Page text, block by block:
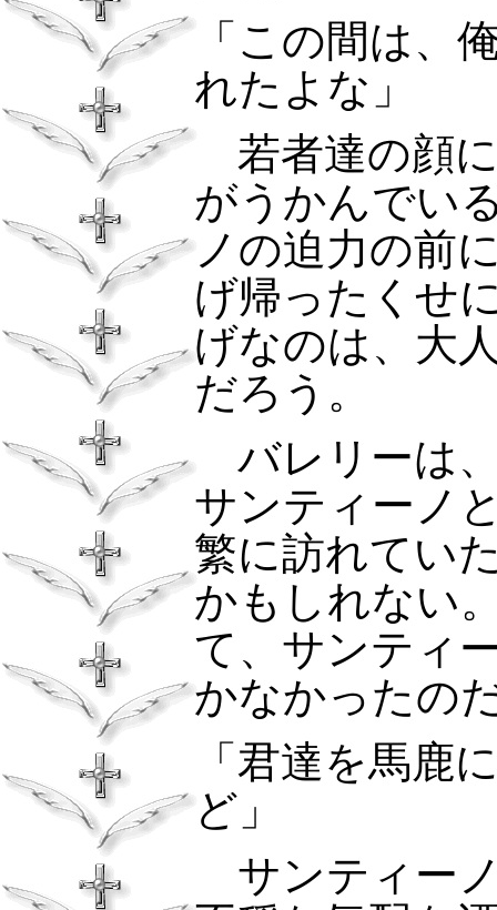
「この間は、
れたよな」
若者達の顔
がうかんでい
ノの迫力の前
げ帰ったくせ
げなのは、大
だろう。
バレリーは
サンティーノ
繁に訪れてい
かもしれない
て、サンティ
かなかったの
「君達を馬鹿
ど」
サンティー